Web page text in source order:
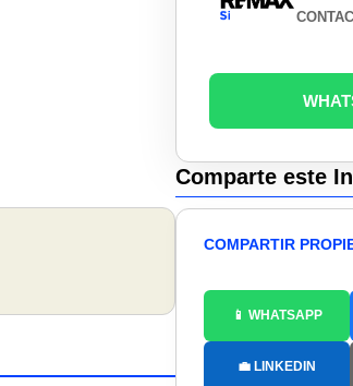
Comparte este
COMPARTIR
📱 WHATSAPP
💼 LINKEDIN